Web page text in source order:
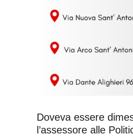
Doveva essere
l’assessore alle